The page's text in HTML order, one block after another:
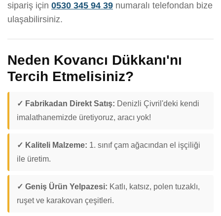
sipariş için 0530 345 94 39 numaralı telefondan bize
ulaşabilirsiniz.
Neden Kovancı Dükkanı'nı
Tercih Etmelisiniz?
✓ Fabrikadan Direkt Satış: Denizli Çivril'deki kendi
imalathanemizde üretiyoruz, aracı yok!
✓ Kaliteli Malzeme: 1. sınıf çam ağacından el işçiliği
ile üretim.
✓ Geniş Ürün Yelpazesi: Katlı, katsız, polen tuzaklı,
ruşet ve karakovan çeşitleri.